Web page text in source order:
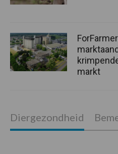
markt
Diergezondheid